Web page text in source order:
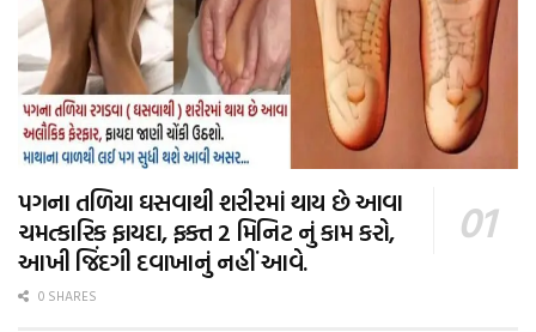
પગના તળિયા ઘસવાથી શરીરમાં થાય છે આવા
ચમત્કારિક ફાયદા, ફક્ત 2 મિનિટ નું કામ કરો,
આખી જિંદગી દવાખાનું નહીં આવે.
0 SHARES